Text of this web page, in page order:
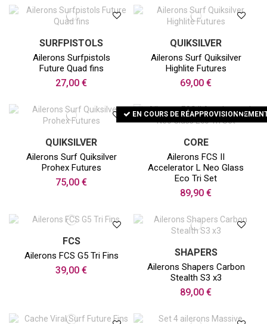
SURFPISTOLS
Ailerons Surfpistols
Future Quad fins
27,00 €
QUIKSILVER
Ailerons Surf Quiksilver
Highlite Futures
69,00 €
QUIKSILVER
Ailerons Surf Quiksilver
Prohex Futures
75,00 €
EN COURS DE
CORE
Ailerons FCS II
Accelerator L Neo Glass
Eco Tri Set
89,90 €
FCS
Ailerons FCS G5 Tri Fins
39,00 €
SHAPERS
Ailerons Shapers Carbon
Stealth S3 x3
89,00 €